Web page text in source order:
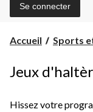
Se connecter
Accueil Sports
Jeux
Hissez votre